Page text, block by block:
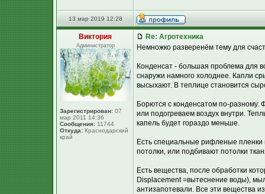
13 мар 2019 12:28
Виктория
Администратор
Зарегистрирован: 07
мар 2011 14:36
Сообщения: 11744
Откуда: Краснодарский
край
Re: Агротехника
Немножко разверенём тему для
Конденсат - большая проблема для
снаружи намного холоднее. Капли
высыхают. В теплице становится
Борются с конденсатом по-разному.
или подогреваем воздух внутри.
капель будет гораздо меньше.
Есть специальные рифленые
потолки, или подбивают потолки
Есть вещества, после обработки
Displacement =вытеснение воды),
антизапотевали. Все эти вещества